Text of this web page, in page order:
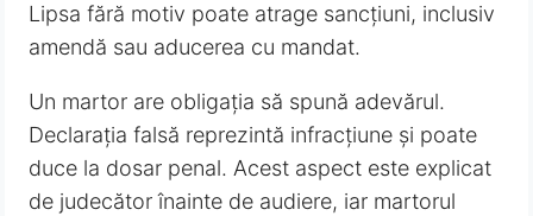
Lipsa fără motiv poate atrage sancțiuni, inclusiv
amendă sau aducerea cu mandat.
Un martor are obligația să spună adevărul.
Declarația falsă reprezintă infracțiune și poate
duce la dosar penal. Acest aspect este explicat
de judecător înainte de audiere, iar martorul